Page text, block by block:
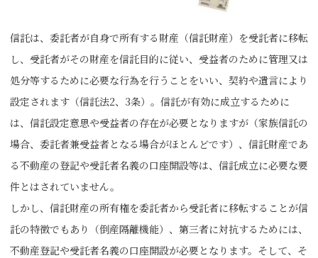
信託は、委託者が自身で所有する財産（信託財産）を受託者に移転
し、受託者がその財産を信託目的に従い、受益者のために管理又は
処分等するために必要な行為を行うことをいい、契約や遺言により
設定されます（信託法2、3条）。信託が有効に成立するために
は、信託設定意思や受益者の存在が必要となりますが（家族信託の
場合、委託者兼受益者となる場合がほとんどです）、信託財産であ
る不動産の登記や受託者名義の口座開設等は、信託成立に必要な要
件とはされていません。
しかし、信託財産の所有権を委託者から受託者に移転することが信
託の特徴でもあり（倒産隔離機能）、第三者に対抗するためには、
不動産登記や受託者名義の口座開設が必要となります。そして、そ